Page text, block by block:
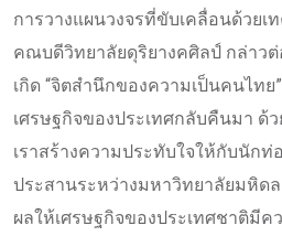
การวางแผนวงจรที่ขับเคลื่อนด้วย
คณบดีวิทยาลัยดุริยางคศิลป์ กล่าวต่
เกิด “จิตสำนึกของความเป็นคนไท
เศรษฐกิจของประเทศกลับคืนมา ด้
เราสร้างความประทับใจให้กับนักท่
ประสานระหว่างมหาวิทยาลัยมหิด
ผลให้เศรษฐกิจของประเทศชาติมี